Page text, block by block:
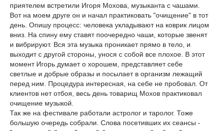
приятелем встретили Игоря Мохова, музыканта с чашами.
Вот на моем друге он и начал практиковать "очищение" в тот
день. Опишу процесс: человека укладывают на коврик лицом
вниз. На спину ему ставят поочередно чаши, которые звенят
и вибрируют. Вся эта музыка проникает прямо в тело, и
выходит с другой стороны, унося с собой все плохое. В этот
момент Игорь думает о хорошем, представляет себе
светлые и добрые образы и посылает в организм лежащий
перед ним. Процедура интересная, на себе не пробовал. От
клиентов нет отбоя, весь день товарищ Мохов практиковал
очищение музыкой.
Так же на фестивале работали астролог и таролог. Тоже
большую очередь собрали. Слова посетивших их сеансы -